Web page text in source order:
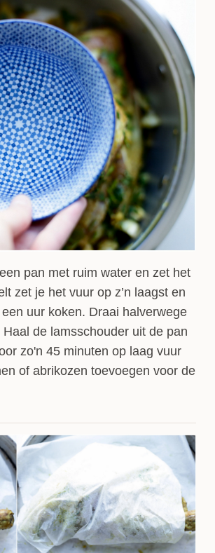
pan met ruim water en zet het
zet je het vuur op z’n laagst en
uur koken. Draai halverwege
de lamsschouder uit de pan
zo'n 45 minuten op laag vuur
of abrikozen toevoegen voor de